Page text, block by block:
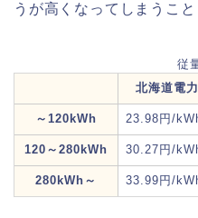
うが高くなってしまうこと
従
北海道電力
～120kWh 23.98円/
120～280kWh 30.27円/
280kWh～ 33.99円/